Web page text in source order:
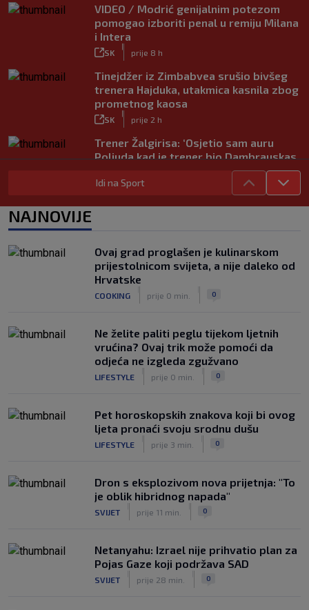
VIDEO / Modrić genijalnim potezom
pomogao izboriti penal u remiju Milana
i Intera
SK prije 8 h
Tinejdžer iz Zimbabvea srušio bivšeg
trenera Hajduka, utakmica kasnila zbog
prometnog kaosa
SK prije 2 h
Trener Žalgirisa: ‘Osjetio sam auru
Poljuda kad je trener bio Dambrauskas.
Hajduk danas igra nestabilno’
SK
|
prije 4 h
Vatreni u Cityju sve bolji: ‘Kovačić
SK prije 4 h
Luis Figo žestoko prozvao Infantina:
‘Najniže, najlopovskije i kukavički
sebično ponašanje. Mora otići!’
Idi na Sport
NAJNOVIJE
Ovaj grad proglašen je kulinarskom
prijestolnicom svijeta, a nije daleko od
Hrvatske
COOKING prije 0 min. 0
Ne želite paliti peglu tijekom ljetnih
vrućina? Ovaj trik može pomoći da
odjeća ne izgleda zgužvano
LIFESTYLE prije 0 min. 0
Pet horoskopskih znakova koji bi ovog
ljeta pronaći svoju srodnu dušu
LIFESTYLE prije 3 min. 0
Dron s eksplozivom nova prijetnja: "To
je oblik hibridnog napada"
SVIJET prije 11 min. 0
Netanyahu: Izrael nije prihvatio plan za
Pojas Gaze koji podržava SAD
SVIJET prije 28 min. 0